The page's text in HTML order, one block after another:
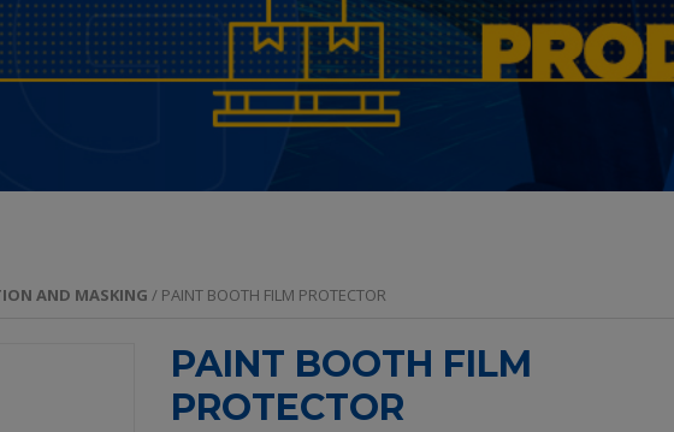
AND MASKING / PAINT BOOTH FILM PROTECTOR
PAINT BOOTH FILM
PROTECTOR